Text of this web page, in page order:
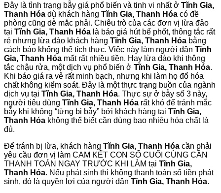
Đây là tình trạng bẫy giá phổ biến và tinh vi nhất ở Tĩnh Gia,
Thanh Hóa dù khách hàng Tĩnh Gia, Thanh Hóa có đề
phòng cũng dễ mắc phải. Chiêu trò của các đơn vị lừa đảo
tại Tĩnh Gia, Thanh Hóa là báo giá hút bể phốt, thông tắc rất
rẻ nhưng lừa đảo khách hàng Tĩnh Gia, Thanh Hóa bằng
cách báo khống thể tích thực. Việc này làm người dân Tĩnh
Gia, Thanh Hóa mất rất nhiều tiền. Hay lừa đảo khi thông
tắc chậu rửa, một dịch vụ phổ biến ở Tĩnh Gia, Thanh Hóa.
Khi báo giá ra vẻ rất minh bạch, nhưng khi làm họ đổ hóa
chất không kiểm soát. Đây là một thực trạng buồn của ngành
dịch vụ tại Tĩnh Gia, Thanh Hóa. Thực sự ở bẫy số 3 này,
người tiêu dùng Tĩnh Gia, Thanh Hóa rất khó để tránh mắc
bẫy khi không “từng bị bẫy” bởi khách hàng tại Tĩnh Gia,
Thanh Hóa không thể biết cần dùng bao nhiêu hóa chất là
đủ.
Để tránh bị lừa, khách hàng Tĩnh Gia, Thanh Hóa cần phải
yêu cầu đơn vị làm CAM KẾT CON SỐ CUỐI CÙNG CẦN
THANH TOÁN NGAY TRƯỚC KHI LÀM tại Tĩnh Gia,
Thanh Hóa. Nếu phát sinh thì không thanh toán số tiền phát
sinh, đó là quyền lợi của người dân Tĩnh Gia, Thanh Hóa.